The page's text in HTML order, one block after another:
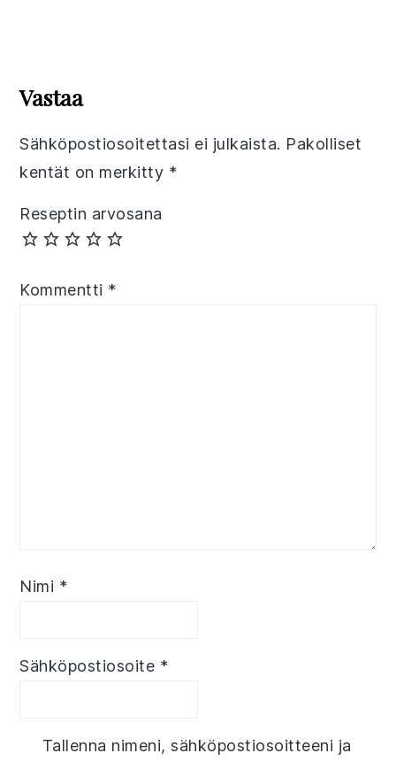
Interactions
Vastaa
Sähköpostiosoitettasi ei julkaista. Pakolliset
kentät on merkitty *
Reseptin arvosana
Kommentti *
Nimi *
Sähköpostiosoite *
Tallenna nimeni, sähköpostiosoitteeni ja